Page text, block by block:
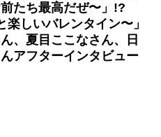
たち最高だぜ〜」!?
楽しいバレンタイン〜」
、夏目ここなさん、日
アフターインタビュー